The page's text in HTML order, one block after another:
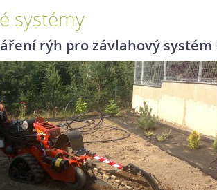
systémy
rýh pro závlahový